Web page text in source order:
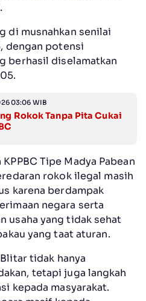
di musnahkan senilai
dengan potensi
berhasil diselamatkan
03:06 WIB
Rokok Tanpa Pita Cukai
Tipe Madya Pabean
rokok ilegal masih
karena berdampak
negara serta
usaha yang tidak sehat
yang taat aturan.
tidak hanya
tetapi juga langkah
kepada masyarakat.